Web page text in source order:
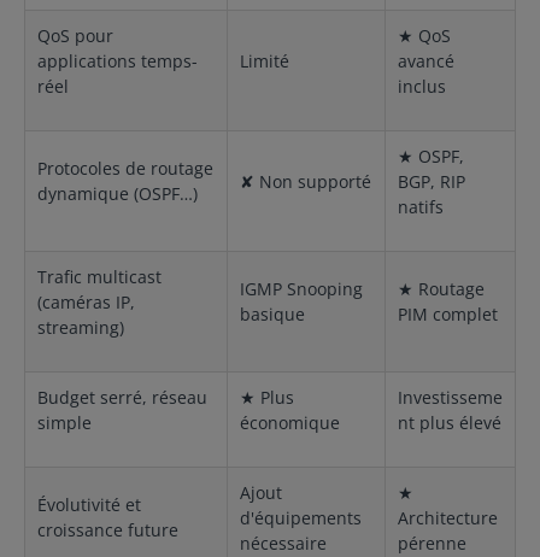
QoS pour
applications temps-
réel
Limité
★ QoS
avancé
inclus
Protocoles de routage
dynamique (OSPF…)
✘ Non supporté
★ OSPF,
BGP, RIP
natifs
Trafic multicast
(caméras IP,
streaming)
IGMP Snooping
basique
★ Routage
PIM complet
Budget serré, réseau
simple
★ Plus
économique
Investisseme
nt plus élevé
Évolutivité et
croissance future
Ajout
d'équipements
nécessaire
★
Architecture
pérenne